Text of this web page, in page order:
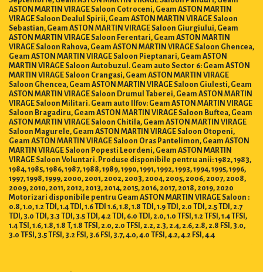
ASTON MARTIN VIRAGE Saloon Cotroceni, Geam ASTON MARTIN
VIRAGE Saloon Dealul Spirii, Geam ASTON MARTIN VIRAGE Saloon
Sebastian, Geam ASTON MARTIN VIRAGE Saloon Giurgiului, Geam
ASTON MARTIN VIRAGE Saloon Ferentari, Geam ASTON MARTIN
VIRAGE Saloon Rahova, Geam ASTON MARTIN VIRAGE Saloon Ghencea,
Geam ASTON MARTIN VIRAGE Saloon Pieptanari, Geam ASTON
MARTIN VIRAGE Saloon Autobuzul. Geam auto Sector 6: Geam ASTON
MARTIN VIRAGE Saloon Crangasi, Geam ASTON MARTIN VIRAGE
Saloon Ghencea, Geam ASTON MARTIN VIRAGE Saloon Giulesti, Geam
ASTON MARTIN VIRAGE Saloon Drumul Taberei, Geam ASTON MARTIN
VIRAGE Saloon Militari. Geam auto Ilfov: Geam ASTON MARTIN VIRAGE
Saloon Bragadiru, Geam ASTON MARTIN VIRAGE Saloon Buftea, Geam
ASTON MARTIN VIRAGE Saloon Chitila, Geam ASTON MARTIN VIRAGE
Saloon Magurele, Geam ASTON MARTIN VIRAGE Saloon Otopeni,
Geam ASTON MARTIN VIRAGE Saloon Oras Pantelimon, Geam ASTON
MARTIN VIRAGE Saloon Popesti Leordeni, Geam ASTON MARTIN
VIRAGE Saloon Voluntari. Produse disponibile pentru anii: 1982, 1983,
1984, 1985, 1986, 1987, 1988, 1989, 1990, 1991, 1992, 1993, 1994, 1995, 1996,
1997, 1998, 1999, 2000, 2001, 2002, 2003, 2004, 2005, 2006, 2007, 2008,
2009, 2010, 2011, 2012, 2013, 2014, 2015, 2016, 2017, 2018, 2019, 2020
Motorizari disponibile pentru Geam ASTON MARTIN VIRAGE Saloon :
0.8, 1.0, 1.2 TDI, 1.4 TDI, 1.6 TDI 1.6, 1.8, 1.8 TDI, 1.9 TDI, 2.0 TDI, 2.5 TDI, 2.7
TDI, 3.0 TDI, 3.3 TDI, 3.5 TDI, 4.2 TDI, 6.0 TDI, 2.0, 1.0 TFSI, 1.2 TFSI, 1.4 TFSI,
1.4 TSI, 1.6, 1.8, 1.8 T, 1.8 TFSI, 2.0, 2.0 TFSI, 2.2, 2.3, 2.4, 2.6, 2.8, 2.8 FSI, 3.0,
3.0 TFSI, 3.5 TFSI, 3.2 FSI, 3.6 FSI, 3.7, 4.0, 4.0 TFSI, 4.2, 4.2 FSI, 4.4